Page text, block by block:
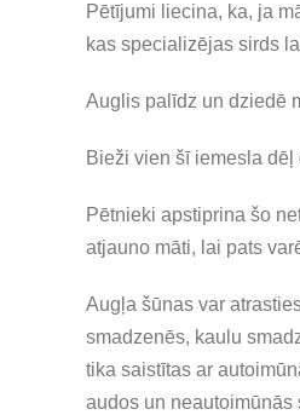
Pētījumi liecina, ka, ja
kas specializējas sirds
Auglis palīdz un dziedē
Bieži vien šī iemesla
Pētnieki apstiprina šo
atjauno māti, lai pats
Augļa šūnas var
smadzenēs, kaulu
tika saistītas ar
audos un neautoimūnās